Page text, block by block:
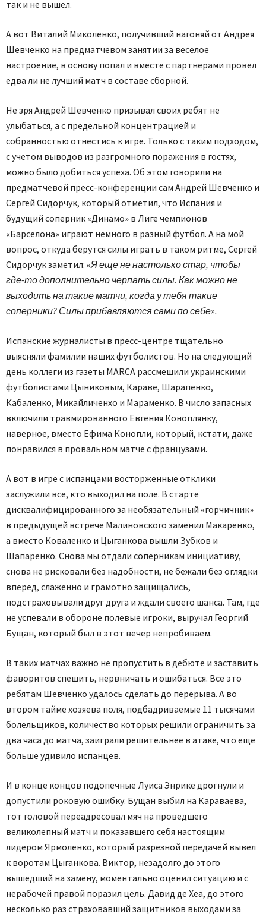
так и не вышел.
А вот Виталий Миколенко, получивший нагоняй от Андрея
Шевченко на предматчевом занятии за веселое
настроение, в основу попал и вместе с партнерами провел
едва ли не лучший матч в составе сборной.
Не зря Андрей Шевченко призывал своих ребят не
улыбаться, а с предельной концентрацией и
собранностью отнестись к игре. Только с таким подходом,
с учетом выводов из разгромного поражения в гостях,
можно было добиться успеха. Об этом говорили на
предматчевой пресс-конференции сам Андрей Шевченко и
Сергей Сидорчук, который отметил, что Испания и
будущий соперник «Динамо» в Лиге чемпионов
«Барселона» играют немного в разный футбол. А на мой
вопрос, откуда берутся силы играть в таком ритме, Сергей
Сидорчук заметил: «Я еще не настолько стар, чтобы
где-то дополнительно черпать силы. Как можно не
выходить на такие матчи, когда у тебя такие
соперники? Силы прибавляются сами по себе».
Испанские журналисты в пресс-центре тщательно
выясняли фамилии наших футболистов. Но на следующий
день коллеги из газеты MARCA рассмешили украинскими
футболистами Цыниковым, Караве, Шарапенко,
Кабаленко, Микайличенхо и Мараменко. В число запасных
включили травмированного Евгения Коноплянку,
наверное, вместо Ефима Конопли, который, кстати, даже
понравился в провальном матче с французами.
А вот в игре с испанцами восторженные отклики
заслужили все, кто выходил на поле. В старте
дисквалифицированного за необязательный «горчичник»
в предыдущей встрече Малиновского заменил Макаренко,
а вместо Коваленко и Цыганкова вышли Зубков и
Шапаренко. Снова мы отдали соперникам инициативу,
снова не рисковали без надобности, не бежали без оглядки
вперед, слаженно и грамотно защищались,
подстраховывали друг друга и ждали своего шанса. Там, где
не успевали в обороне полевые игроки, выручал Георгий
Бущан, который был в этот вечер непробиваем.
В таких матчах важно не пропустить в дебюте и заставить
фаворитов спешить, нервничать и ошибаться. Все это
ребятам Шевченко удалось сделать до перерыва. А во
втором тайме хозяева поля, подбадриваемые 11 тысячами
болельщиков, количество которых решили ограничить за
два часа до матча, заиграли решительнее в атаке, что еще
больше удивило испанцев.
И в конце концов подопечные Луиса Энрике дрогнули и
допустили роковую ошибку. Бущан выбил на Караваева,
тот головой переадресовал мяч на проведшего
великолепный матч и показавшего себя настоящим
лидером Ярмоленко, который разрезной передачей вывел
к воротам Цыганкова. Виктор, незадолго до этого
вышедший на замену, моментально оценил ситуацию и с
нерабочей правой поразил цель. Давид де Хеа, до этого
несколько раз страховавший защитников выходами за